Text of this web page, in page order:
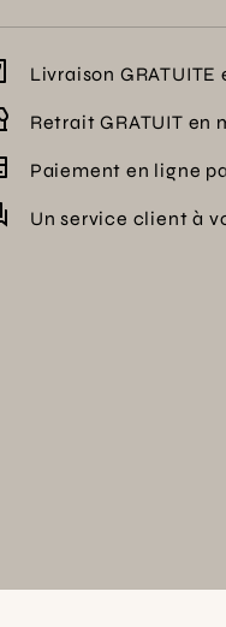
Livraison GRATUITE
Retrait GRATUIT en
Paiement en ligne
Un service client à